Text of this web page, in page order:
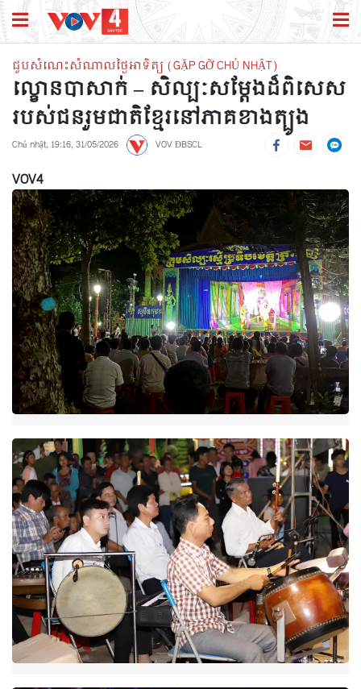
ជួបសំណេះសំណាលថ្ងៃអាទិត្យ (GẶP GỠ CHỦ NHẬT)
ល្ខោនបាសាក់ – សិល្បៈសម្តែងដ៏ពិសេស
របស់ជនរួមជាតិខ្មែរនៅភាគខាងត្បូង
Chủ nhật, 19:16, 31/05/2026 VOV ĐBSCL
VOV4